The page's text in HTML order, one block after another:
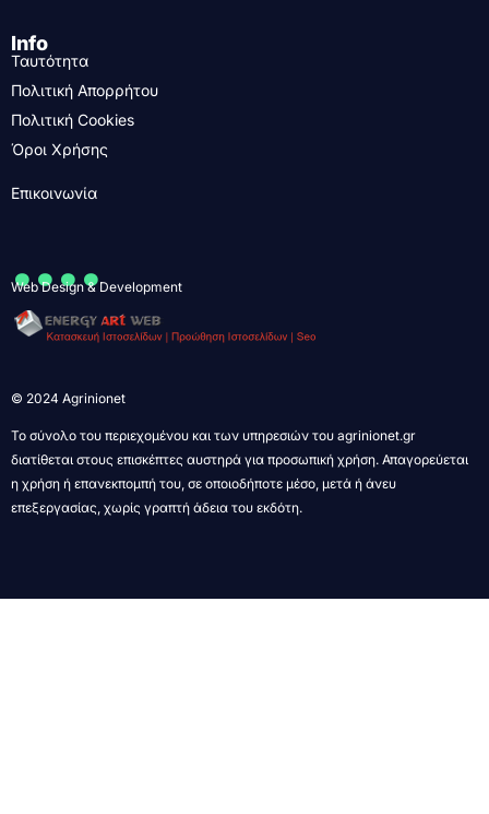
Info
Ταυτότητα
Πολιτική Απορρήτου
Πολιτική Cookies
Όροι Χρήσης
Επικοινωνία
....
Web Design & Development
© 2024 Agrinionet
Το σύνολο του περιεχομένου και των υπηρεσιών του agrinionet.gr
διατίθεται στους επισκέπτες αυστηρά για προσωπική χρήση. Απαγορεύεται
η χρήση ή επανεκπομπή του, σε οποιοδήποτε μέσο, μετά ή άνευ
επεξεργασίας, χωρίς γραπτή άδεια του εκδότη.